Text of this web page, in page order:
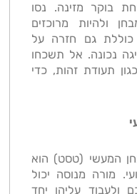
בוקר מזינה. נסו
ולהיות מרוכזים
גם חזרה על
נכונה. אל תשכחו
תעודת זהות, כדי
המעשי (טסט) הוא
מורה מנוסה יכול
ולעבוד עליהן יחד